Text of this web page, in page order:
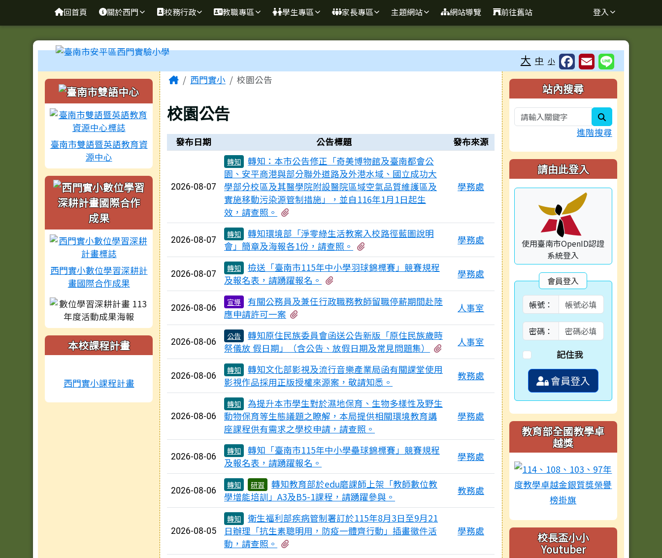
臺南市安平區西門實驗小學
回首頁 關於西門 校務行政 教職專區 學生專區 家長專區 主題網站 網站導覽 前往舊站 登入
工具列 大 中 小
左邊區域內容
臺南市雙語暨英語教育資
源中心
西門實小數位學習深耕計
畫國際合作成果
本校課程計畫
西門實小課程計畫
主內容區域
Home西門實小 校園公告
校園公告
新聞列表
發布日期 公告標題 發布來源
2026-08-07
轉知
轉知：本市公告修正「奇美博物館及臺南都會公
園、安平商港與部分聯外道路及外港水域、國立成功大
學部分校區及其醫學院附設醫院區域空氣品質維護區及
實施移動污染源管制措施」，並自116年1月1日起生
效，請查照。
學務處
2026-08-07
轉知
轉知環境部「淨零綠生活教案入校路徑藍圖說明
會」簡章及海報各1份，請查照。
學務處
2026-08-07
轉知
檢送「臺南市115年中小學羽球錦標賽」競賽規程
及報名表，請踴躍報名。
學務處
2026-08-06
宣導
有關公務員及兼任行政職務教師留職停薪期間赴陸
應申請許可一案
人事室
2026-08-06
公告
轉知原住民族委員會函送公告新版「原住民族歲時
祭儀放 假日期」（含公告、放假日期及常見問題集）
有3個附檔
人事室
2026-08-06
轉知
轉知文化部影視及流行音樂產業局函有關課堂使用
影視作品採用正版授權來源案，敬請知悉。
教務處
2026-08-06
轉知
為提升本市學生對於濕地保育、生物多樣性及野生
動物保育等生態議題之瞭解，本局提供相關環境教育講
座課程供有需求之學校申請，請查照。
學務處
2026-08-06
轉知
轉知「臺南市115年中小學壘球錦標賽」競賽規程
及報名表，請踴躍報名。
學務處
2026-08-06
轉知 研習
轉知教育部於edu磨課師上架「教師數位教
學增能培訓」A3及B5-1課程，請踴躍參與。
教務處
2026-08-05
轉知
衛生福利部疾病管制署訂於115年8月3日至9月21
日辦理「抗生素聰明用，防疫一體齊行動」插畫徵件活
動，請查照。
學務處
右邊區域內容
站內搜尋
進階搜尋
請由此登入
使用臺南市OpenID認證
系統登入
會員登入
帳號：
密碼：
記住我
會員登入
教育部全國教學卓
越獎
校長盃小小
Youtuber
頁尾區域